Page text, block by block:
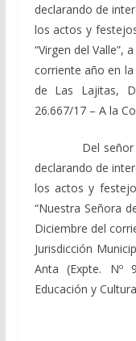
declarando de
los actos y
“Virgen del Valle”,
corriente año en la
de Las Lajitas,
26.667/17 – A la
Del señor
declarando de
los actos y
“Nuestra Señora
Diciembre del
Jurisdicción
Anta (Expte. Nº
Educación y